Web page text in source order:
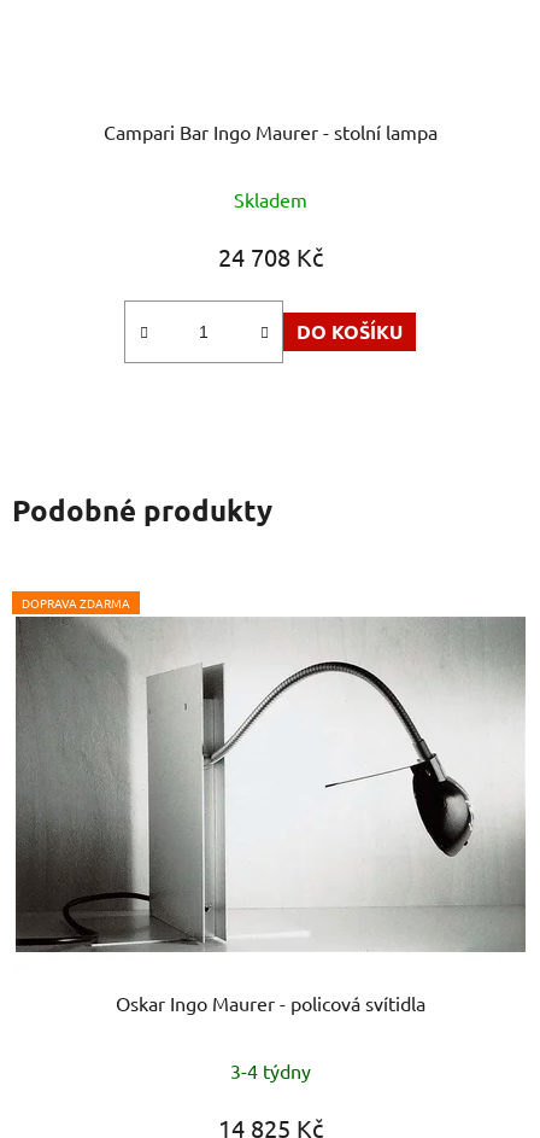
Campari Bar Ingo Maurer - stolní lampa
Skladem
24 708 Kč
DO KOŠÍKU
Podobné produkty
DOPRAVA ZDARMA
Oskar Ingo Maurer - policová svítidla
hodnocení
produktu
3-4 týdny
14 825 Kč